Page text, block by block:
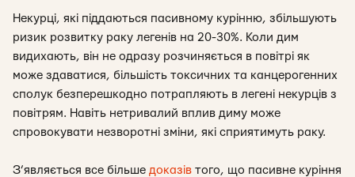
Некурці, які піддаються пасивному курінню, збільшують
ризик розвитку раку легенів на 20-30%. Коли дим
видихають, він не одразу розчиняється в повітрі як
може здаватися, більшість токсичних та канцерогенних
сполук безперешкодно потрапляють в легені некурців з
повітрям. Навіть нетривалий вплив диму може
спровокувати незворотні зміни, які сприятимуть раку.
З’являється все більше доказів того, що пасивне куріння